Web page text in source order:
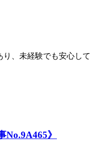
、未経験でも安心し
》